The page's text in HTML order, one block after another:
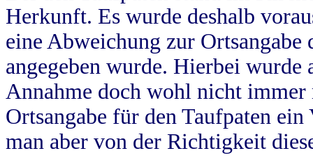
Herkunft. Es wurde deshalb
eine Abweichung zur
angegeben wurde. Hierbei wurde
Annahme doch wohl nicht
Ortsangabe für den Taufpaten
man aber von der Richtigkeit